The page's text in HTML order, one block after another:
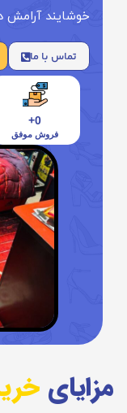
خوشایند
تماس با ما
فروش موفق
0
+
مزایای